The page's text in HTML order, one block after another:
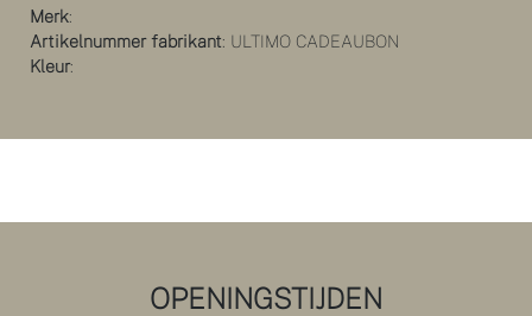
Merk:
Artikelnummer fabrikant: ULTIMO CADEAUBON
Kleur:
OPENINGSTIJDEN